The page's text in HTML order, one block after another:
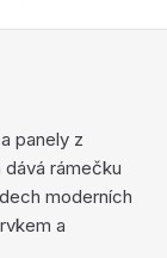
panely z
rámečku
moderních
a